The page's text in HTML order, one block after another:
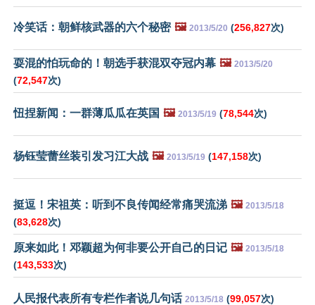
冷笑话：朝鲜核武器的六个秘密 🖼️ 2013/5/20 (256,827次)
耍混的怕玩命的！朝选手获混双夺冠内幕 🖼️ 2013/5/20
(72,547次)
忸捏新闻：一群薄瓜瓜在英国 🖼️ 2013/5/19 (78,544次)
杨钰莹蕾丝装引发习江大战 🖼️ 2013/5/19 (147,158次)
挺逗！宋祖英：听到不良传闻经常痛哭流涕 🖼️ 2013/5/18
(83,628次)
原来如此！邓颖超为何非要公开自己的日记 🖼️ 2013/5/18
(143,533次)
人民报代表所有专栏作者说几句话 2013/5/18 (99,057次)